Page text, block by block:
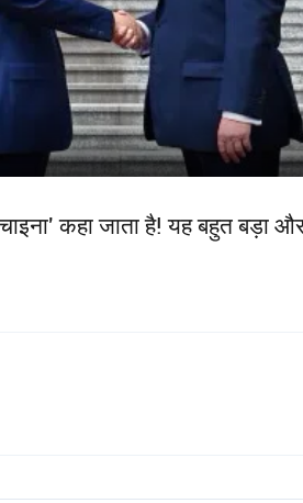
कहा जाता है! यह बहुत बड़ा